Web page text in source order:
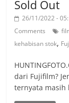
Sold Out
26/11/2022 -
Comments
kehabisan stok,
dari Fujifilm?
ternyata masih